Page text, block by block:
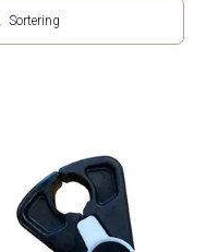
Sortering